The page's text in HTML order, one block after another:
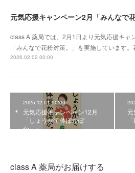
class A 薬局では、2月1日より元気応援キャ
「みんなで花粉対策。」を実施しています。
2026.02.02 00:00
2025.12.01 00:00
元気応援キャンペーン12月
「しょうがで体ぽかぽ
か。」
class A 薬局がお届けする